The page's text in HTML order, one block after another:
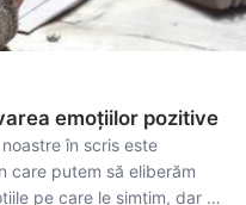
emoțiilor pozitive
în scris este
care putem să eliberăm
pe care le simțim, dar și